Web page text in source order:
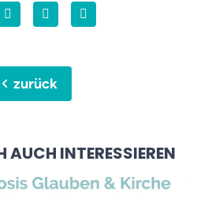
chevron_leftzurück
INTERESSIEREN